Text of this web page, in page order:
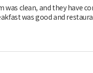
was clean, and they have
was good and